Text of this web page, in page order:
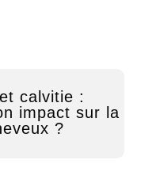
calvitie :
impact sur la
?